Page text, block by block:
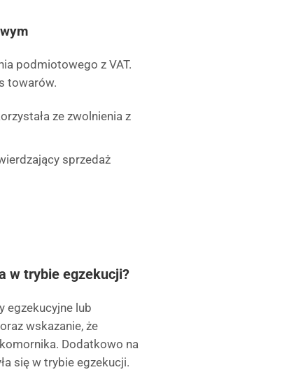
podmiotowego z VAT.
towarów.
ze zwolnienia z
sprzedaż
w trybie egzekucji?
egzekucyjne lub
wskazanie, że
Dodatkowo na
się w trybie egzekucji.